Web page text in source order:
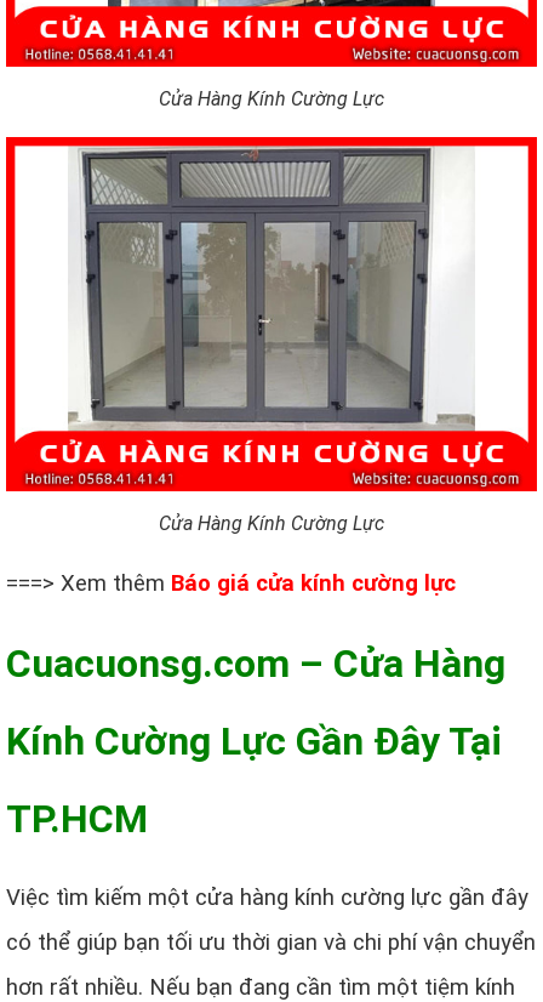
Cửa Hàng Kính Cường Lực
Cửa Hàng Kính Cường Lực
===> Xem thêm Báo giá cửa kính cường lực
Cuacuonsg.com – Cửa Hàng
Kính Cường Lực Gần Đây Tại
TP.HCM
Việc tìm kiếm một cửa hàng kính cường lực gần đây
có thể giúp bạn tối ưu thời gian và chi phí vận chuyển
hơn rất nhiều. Nếu bạn đang cần tìm một tiệm kính